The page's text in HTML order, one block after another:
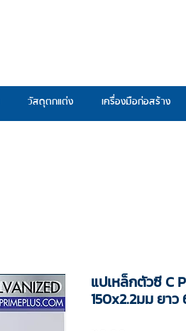
วัสดุตกแต่ง เครื่องมือก่อสร้าง
แปเหล็กตัวซี C
150x2.2มม ยาว